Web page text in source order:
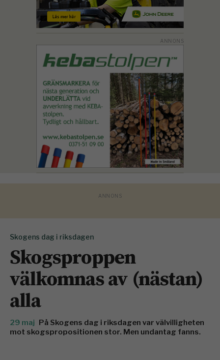
Skogens dag i riksdagen
Skogsproppen
välkomnas av (nästan)
alla
29 maj
På Skogens dag i riksdagen var välvilligheten
mot skogspropositionen stor. Men undantag fanns.